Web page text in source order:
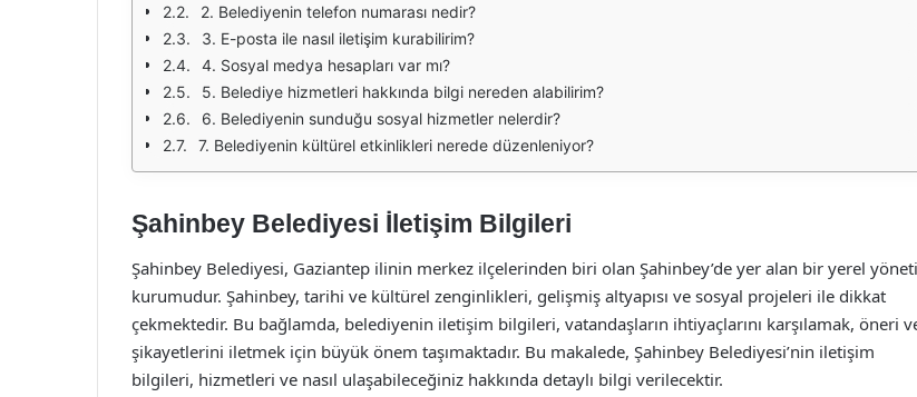
2. Belediyenin telefon numarası nedir?
3. E-posta ile nasıl iletişim kurabilirim?
4. Sosyal medya hesapları var mı?
5. Belediye hizmetleri hakkında bilgi nereden alabilirim?
6. Belediyenin sunduğu sosyal hizmetler nelerdir?
7. Belediyenin kültürel etkinlikleri nerede düzenleniyor?
Şahinbey Belediyesi İletişim Bilgileri
Şahinbey Belediyesi, Gaziantep ilinin merkez ilçelerinden biri olan Şahinbey’de yer alan bir yerel
kurumudur. Şahinbey, tarihi ve kültürel zenginlikleri, gelişmiş altyapısı ve sosyal projeleri ile dikkat
çekmektedir. Bu bağlamda, belediyenin iletişim bilgileri, vatandaşların ihtiyaçlarını karşılamak, öneri
şikayetlerini iletmek için büyük önem taşımaktadır. Bu makalede, Şahinbey Belediyesi’nin iletişim
bilgileri, hizmetleri ve nasıl ulaşabileceğiniz hakkında detaylı bilgi verilecektir.